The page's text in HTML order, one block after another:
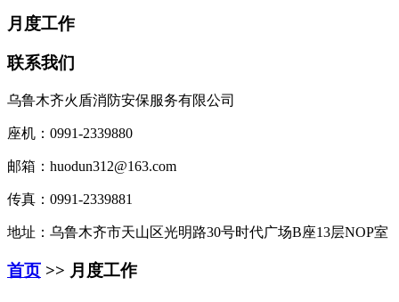
月度工作
联系我们
乌鲁木齐火盾消防安保服务有限公司
座机：0991-2339880
邮箱：huodun312@163.com
传真：0991-2339881
地址：乌鲁木齐市天山区光明路30号时代广场B座13层NOP室
首页 >> 月度工作